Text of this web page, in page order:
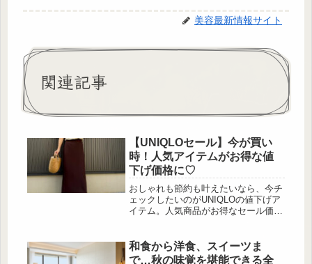
美容最新情報サイト
関連記事
【UNIQLOセール】今が買い
時！人気アイテムがお得な値
下げ価格に♡
おしゃれも節約も叶えたいなら、今チ
ェックしたいのがUNIQLOの値下げア
イテム。人気商品がお得なセール価格
です。今回は、30代・40代の大人女性
におすすめしたい、着回し力が高く毎
和食から洋食、スイーツま
で…秋の味覚を堪能できる全